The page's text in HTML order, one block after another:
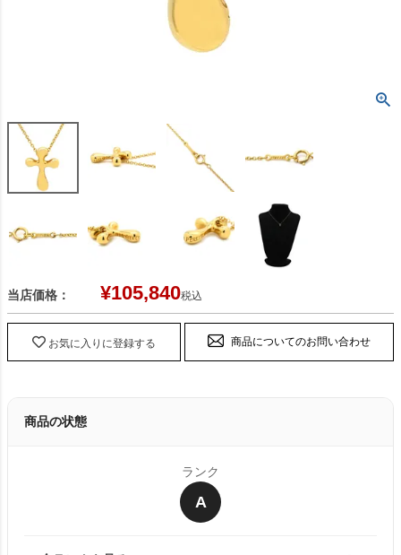
当店価格： ¥105,840税込
お気に入りに登録する 商品についてのお問い合わせ
商品の状態
ランク
A